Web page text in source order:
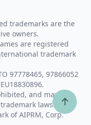
trademarks are the
owners.
are registered
trademark
97778465, 97866052
and may be a
laws.
of AIPRM, Corp.
↑